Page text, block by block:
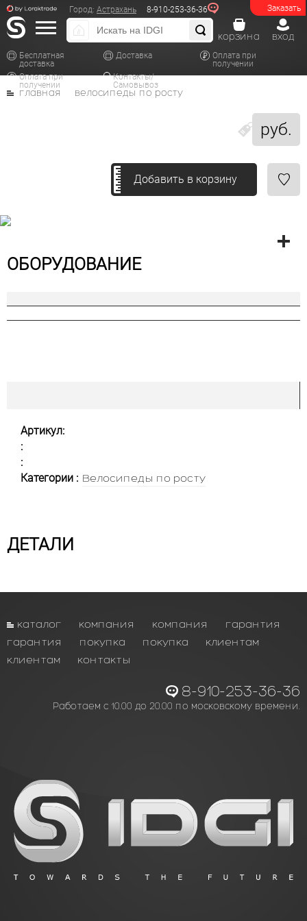
Заказать
Город: Астрахань 8-910-253-36-36
Бесплатная
доставка
Доставка
Оплата при
получении
Оплата при
получении
Контакты/
Самовывоз
вход
корзина
руб.
главная велосипеды по росту
Добавить в корзину
ОБОРУДОВАНИЕ
Артикул:
:
:
Категории : Велосипеды по росту
ДЕТАЛИ
каталог компания компания
гарантия
гарантия
покупка покупка
клиентам
клиентам
контакты
8-910-253-36-36
Работаем с 10.00 до 20.00 по московскому времени.